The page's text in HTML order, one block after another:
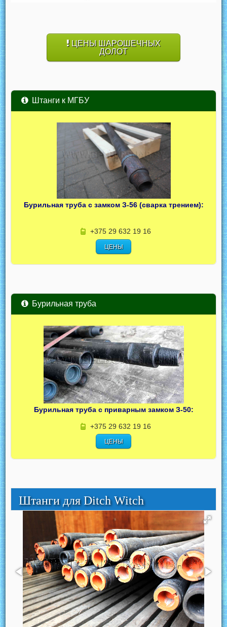
ЦЕНЫ ШАРОШЕЧНЫХ
ДОЛОТ
Штанги к МГБУ
Бурильная труба с замком З-56 (сварка трением):
+375 29 632 19 16
ЦЕНЫ
Бурильная труба
Бурильная труба с приварным замком З-50:
+375 29 632 19 16
ЦЕНЫ
Штанги для Ditch Witch